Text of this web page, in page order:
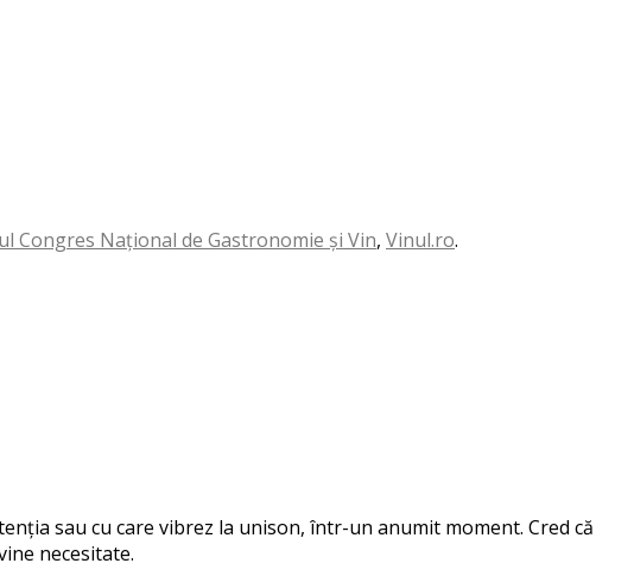
Congres Național de Gastronomie și Vin, Vinul.ro.
sau cu care vibrez la unison, într-un anumit moment. Cred că
necesitate.